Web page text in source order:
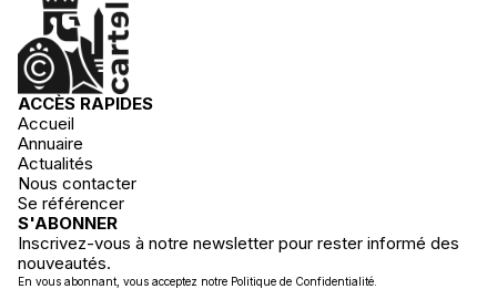
ACCÈS RAPIDES
Accueil
Annuaire
Actualités
Nous contacter
Se référencer
S'ABONNER
Inscrivez-vous à notre newsletter pour rester informé des
nouveautés.
En vous abonnant, vous acceptez notre Politique de Confidentialité.